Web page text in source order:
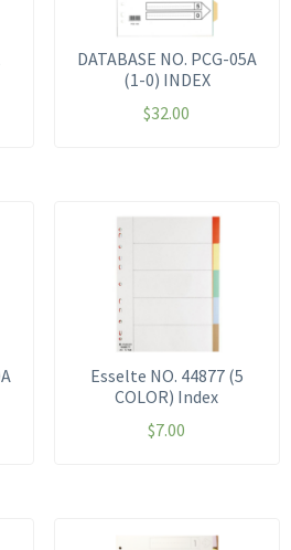
DATABASE NO. PCG-05A
(1-0) INDEX
$32.00
Esselte NO. 44877 (5
COLOR) Index
$7.00